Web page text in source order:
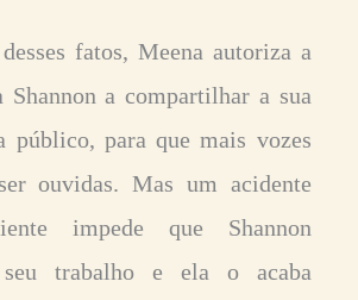
desses fatos, Meena autoriza a
Shannon a compartilhar a sua
público, para que mais vozes
ouvidas. Mas um acidente
impede que Shannon
seu trabalho e ela o acaba